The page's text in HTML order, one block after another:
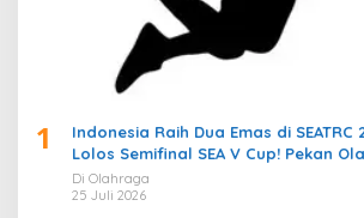
1
Indonesia Raih Dua Emas di SEATRC
Lolos Semifinal SEA V Cup! Pekan
Bergemuruh
Di Olahraga
25 Juli 2026